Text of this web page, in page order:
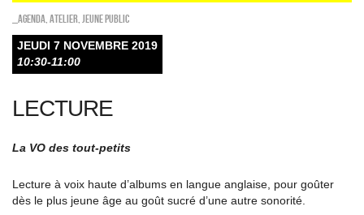
_Agenda Atelier Jeune public
JEUDI 7 NOVEMBRE 2019
10:30-11:00
LECTURE
La VO des tout-petits
Lecture à voix haute d’albums en langue anglaise, pour goûter
dès le plus jeune âge au goût sucré d’une autre sonorité.